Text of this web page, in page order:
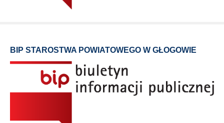
BIP STAROSTWA POWIATOWEGO W GŁOGOWIE